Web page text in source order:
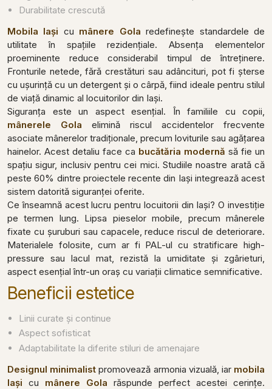
Durabilitate crescută
Mobila Iași cu mânere Gola redefinește standardele de
utilitate în spațiile rezidențiale. Absența elementelor
proeminente reduce considerabil timpul de întreținere.
Fronturile netede, fără crestături sau adâncituri, pot fi șterse
cu ușurință cu un detergent și o cârpă, fiind ideale pentru stilul
de viață dinamic al locuitorilor din Iași.
Siguranța este un aspect esențial. În familiile cu copii,
mânerele Gola elimină riscul accidentelor frecvente
asociate mânerelor tradiționale, precum loviturile sau agățarea
hainelor. Acest detaliu face ca bucătăria modernă să fie un
spațiu sigur, inclusiv pentru cei mici. Studiile noastre arată că
peste 60% dintre proiectele recente din Iași integrează acest
sistem datorită siguranței oferite.
Ce înseamnă acest lucru pentru locuitorii din Iași? O investiție
pe termen lung. Lipsa pieselor mobile, precum mânerele
fixate cu șuruburi sau capacele, reduce riscul de deteriorare.
Materialele folosite, cum ar fi PAL-ul cu stratificare high-
pressure sau lacul mat, rezistă la umiditate și zgârieturi,
aspect esențial într-un oraș cu variații climatice semnificative.
Beneficii estetice
Linii curate și continue
Aspect sofisticat
Adaptabilitate la diferite stiluri de amenajare
Designul minimalist promovează armonia vizuală, iar mobila
Iași cu mânere Gola răspunde perfect acestei cerințe.